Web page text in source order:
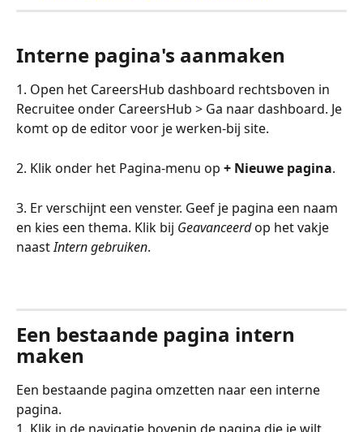
Interne pagina's aanmaken
1. Open het CareersHub dashboard rechtsboven in
Recruitee onder CareersHub > Ga naar dashboard. Je
komt op de editor voor je werken-bij site.
2. Klik onder het Pagina-menu op + Nieuwe pagina.
3. Er verschijnt een venster. Geef je pagina een naam
en kies een thema. Klik bij Geavanceerd op het vakje
naast Intern gebruiken.
Een bestaande pagina intern
maken
Een bestaande pagina omzetten naar een interne
pagina.